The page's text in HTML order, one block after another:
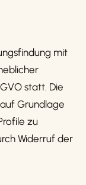
mit
statt. Die
Grundlage
zu
Widerruf der